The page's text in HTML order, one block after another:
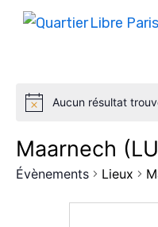
Aucun résultat
Maarnech
Évènements Lieux